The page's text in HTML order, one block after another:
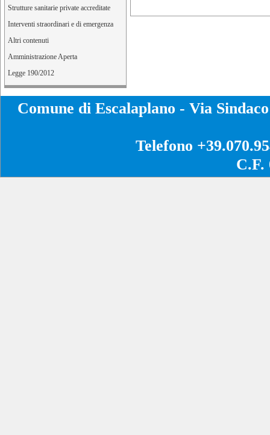
Strutture sanitarie private accreditate
Interventi straordinari e di emergenza
Altri contenuti
Amministrazione Aperta
Legge 190/2012
Comune di Escalaplano - Via
Telefono
C.F.